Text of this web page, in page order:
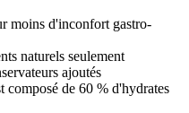
moins d'inconfort gastro-
naturels seulement
ajoutés
composé de 60 % d'hydrates